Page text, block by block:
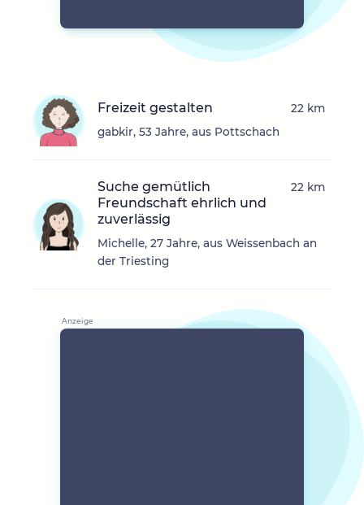
Freizeit gestalten
gabkir, 53 Jahre, aus Pottschach
22 km
Suche gemütlich
Freundschaft ehrlich und
zuverlässig
Michelle, 27 Jahre, aus Weissenbach an
der Triesting
22 km